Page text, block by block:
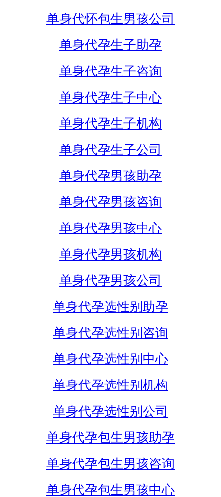
单身代怀包生男孩公司
单身代孕生子助孕
单身代孕生子咨询
单身代孕生子中心
单身代孕生子机构
单身代孕生子公司
单身代孕男孩助孕
单身代孕男孩咨询
单身代孕男孩中心
单身代孕男孩机构
单身代孕男孩公司
单身代孕选性别助孕
单身代孕选性别咨询
单身代孕选性别中心
单身代孕选性别机构
单身代孕选性别公司
单身代孕包生男孩助孕
单身代孕包生男孩咨询
单身代孕包生男孩中心